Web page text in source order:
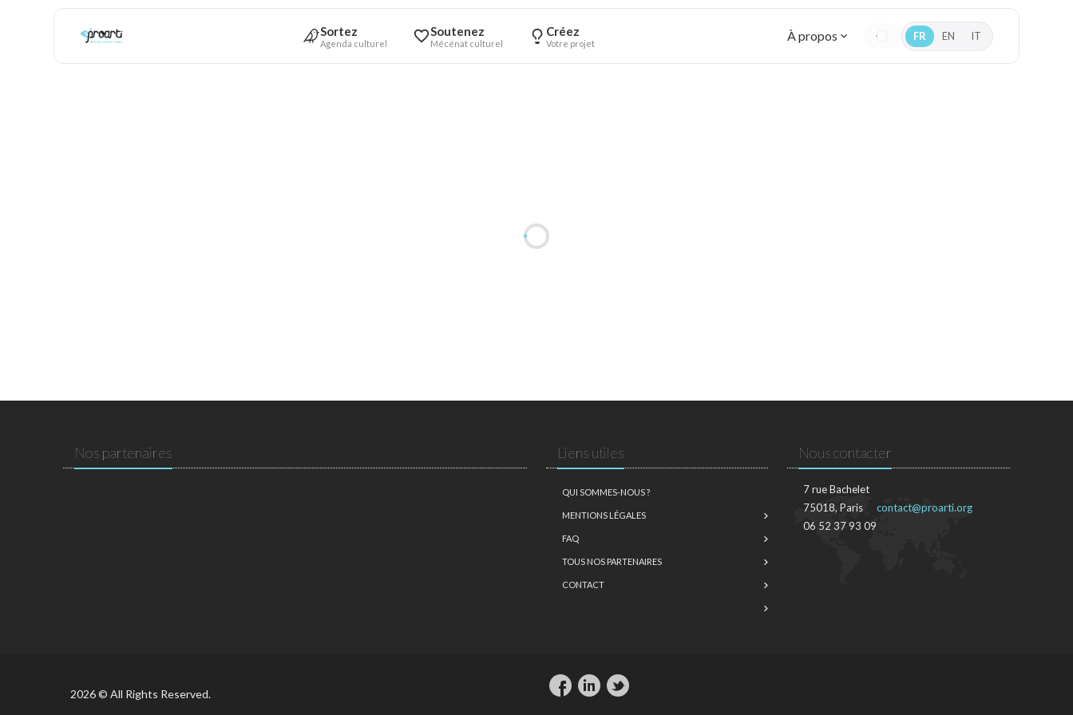
Sortez
Agenda culturel
Soutenez
Mécénat culturel
Créez
Votre projet À propos FR EN IT
Nos partenaires Liens utiles
QUI SOMMES-NOUS ?
MENTIONS LÉGALES
FAQ
TOUS NOS PARTENAIRES
CONTACT
Nous contacter
7 rue Bachelet
75018, Paris
06 52 37 93 09
contact@proarti.org
2026 © All Rights Reserved.